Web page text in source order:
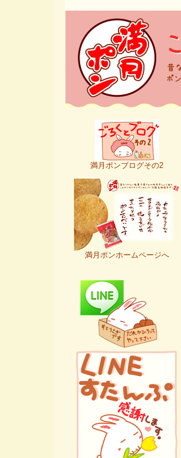
満月ポンブログその2
満月ポンホームページへ